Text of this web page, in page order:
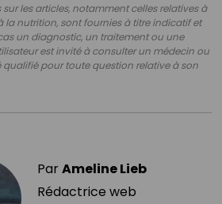
les articles, notamment celles relatives à
la nutrition, sont fournies à titre indicatif et
un diagnostic, un traitement ou une
est invité à consulter un médecin ou
pour toute question relative à son
ParAmeline Lieb
Rédactrice web